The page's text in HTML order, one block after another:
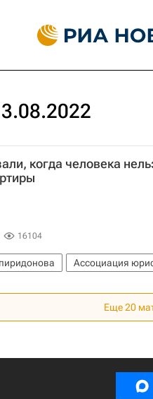
когда человека
16104
Ассоциация
Еще 20